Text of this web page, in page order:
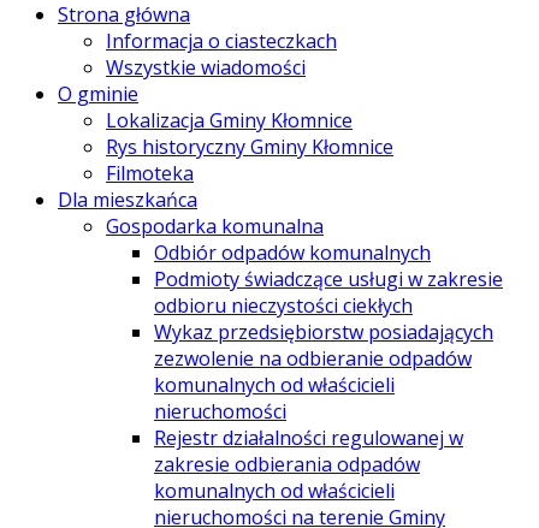
Strona główna
Informacja o ciasteczkach
Wszystkie wiadomości
O gminie
Lokalizacja Gminy Kłomnice
Rys historyczny Gminy Kłomnice
Filmoteka
Dla mieszkańca
Gospodarka komunalna
Odbiór odpadów komunalnych
Podmioty świadczące usługi w zakresie
odbioru nieczystości ciekłych
Wykaz przedsiębiorstw posiadających
zezwolenie na odbieranie odpadów
komunalnych od właścicieli
nieruchomości
Rejestr działalności regulowanej w
zakresie odbierania odpadów
komunalnych od właścicieli
nieruchomości na terenie Gminy